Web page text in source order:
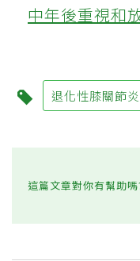
中年後重視和
退化性膝關節炎
這篇文章對你有幫助嗎